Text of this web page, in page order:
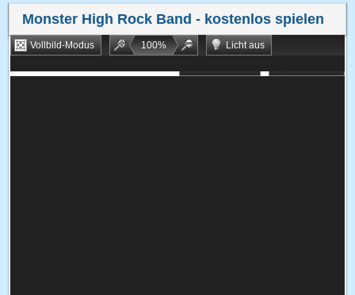
Monster High Rock Band - kostenlos spielen
Vollbild-Modus 100%
Licht aus